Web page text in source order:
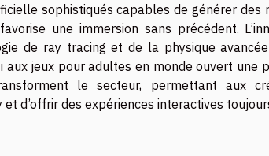
sophistiqués capables de générer des
une immersion sans précédent.
de ray tracing et de la physique
aux jeux pour adultes en monde ouvert une
le secteur, permettant aux
d’offrir des expériences interactives